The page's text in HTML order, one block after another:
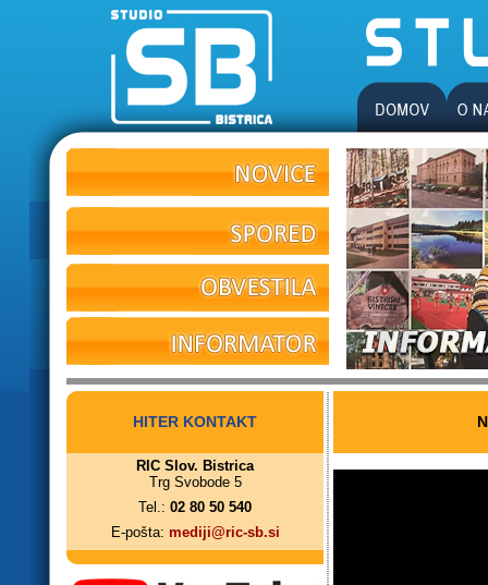
HITER KONTAKT
RIC Slov. Bistrica
Trg Svobode 5
Tel.: 02 80 50 540
E-pošta: mediji@ric-sb.si